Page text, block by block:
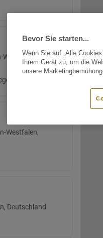
Württemberg,
Westfalen,
Deutschland
Bevor Sie starten...
Wenn Sie auf „Alle
Ihrem Gerät zu, um die
unsere